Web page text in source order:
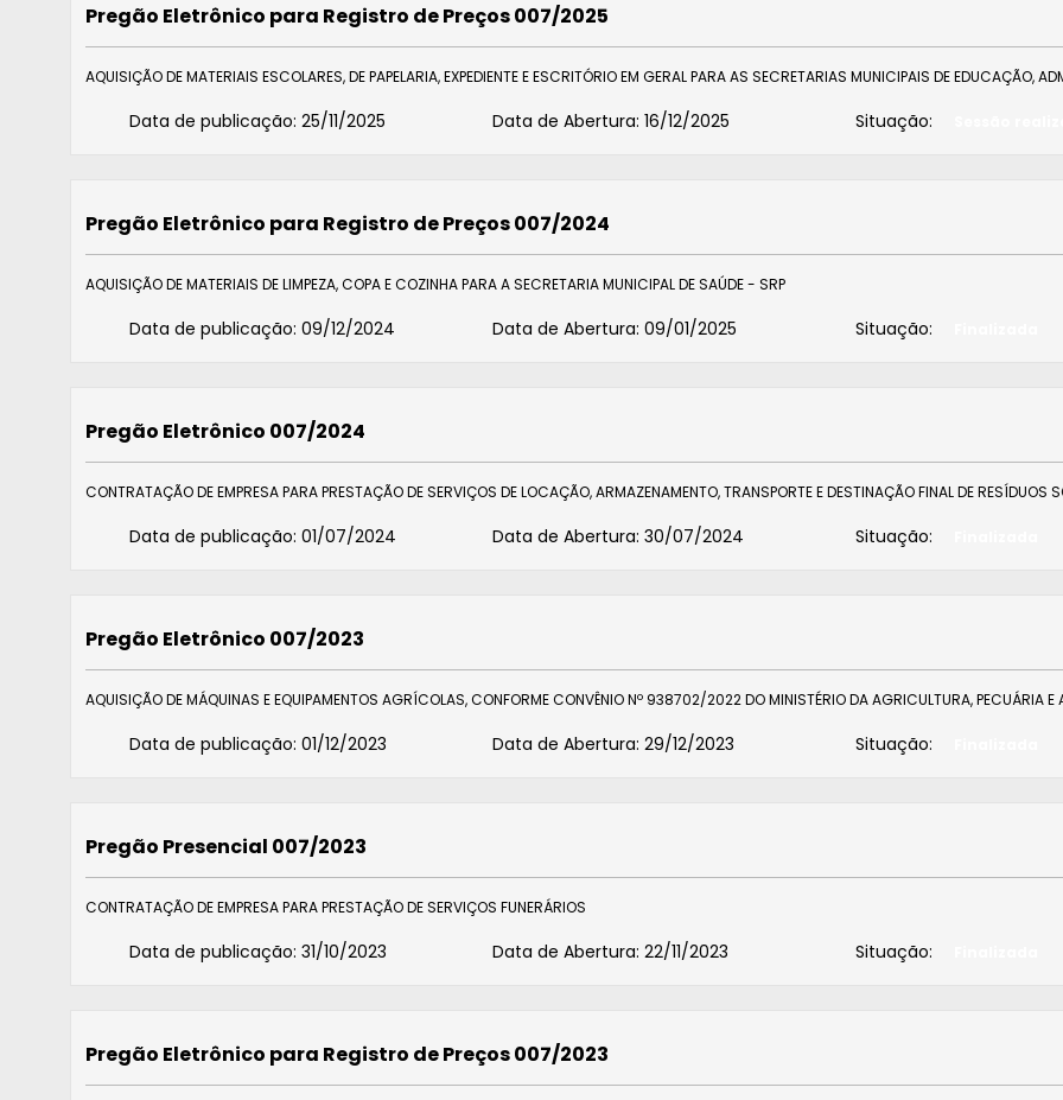
Pregão Eletrônico para Registro de Preços 007/2025
AQUISIÇÃO DE MATERIAIS ESCOLARES, DE PAPELARIA, EXPEDIENTE E ESCRITÓRIO EM GERAL PARA AS SECRETARIAS MUNICIPAIS DE EDUCAÇÃO,
Data de publicação: 25/11/2025 Data de Abertura: 16/12/2025 Situação:
Pregão Eletrônico para Registro de Preços 007/2024
AQUISIÇÃO DE MATERIAIS DE LIMPEZA, COPA E COZINHA PARA A SECRETARIA MUNICIPAL DE SAÚDE - SRP
Data de publicação: 09/12/2024 Data de Abertura: 09/01/2025 Situação:
Pregão Eletrônico 007/2024
CONTRATAÇÃO DE EMPRESA PARA PRESTAÇÃO DE SERVIÇOS DE LOCAÇÃO, ARMAZENAMENTO, TRANSPORTE E DESTINAÇÃO FINAL DE RESÍDUOS
Data de publicação: 01/07/2024 Data de Abertura: 30/07/2024 Situação:
Pregão Eletrônico 007/2023
AQUISIÇÃO DE MÁQUINAS E EQUIPAMENTOS AGRÍCOLAS, CONFORME CONVÊNIO Nº 938702/2022 DO MINISTÉRIO DA AGRICULTURA, PECUÁRIA E
Data de publicação: 01/12/2023 Data de Abertura: 29/12/2023 Situação:
Pregão Presencial 007/2023
CONTRATAÇÃO DE EMPRESA PARA PRESTAÇÃO DE SERVIÇOS FUNERÁRIOS
Data de publicação: 31/10/2023 Data de Abertura: 22/11/2023 Situação:
Pregão Eletrônico para Registro de Preços 007/2023